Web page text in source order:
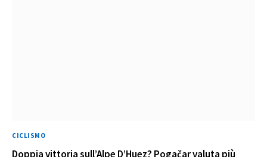
CICLISMO
Doppia vittoria sull’Alpe D’Huez? Pogačar valuta più